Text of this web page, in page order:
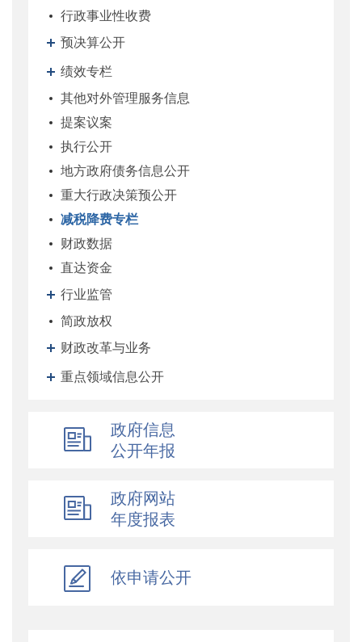
行政事业性收费
预决算公开
绩效专栏
其他对外管理服务信息
提案议案
执行公开
地方政府债务信息公开
重大行政决策预公开
减税降费专栏
财政数据
直达资金
行业监管
简政放权
财政改革与业务
重点领域信息公开
政府信息
公开年报
政府网站
年度报表
依申请公开